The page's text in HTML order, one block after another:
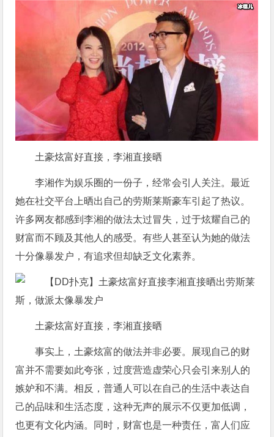
土豪炫富好直接，李湘直接晒
李湘作为娱乐圈的一份子，经常会引人关注。最近
她在社交平台上晒出自己的劳斯莱斯豪车引起了热议。
许多网友都感到李湘的做法太过冒失，过于炫耀自己的
财富而不顾及其他人的感受。有些人甚至认为她的做法
十分像暴发户，有追求但却缺乏文化素养。
土豪炫富好直接，李湘直接晒
事实上，土豪炫富的做法并非必要。展现自己的财
富并不需要如此夸张，过度营造虚荣心只会引来别人的
嫉妒和不满。相反，普通人可以在自己的生活中表达自
己的品味和生活态度，这种无声的展示不仅更加低调，
也更有文化内涵。同时，财富也是一种责任，富人们应